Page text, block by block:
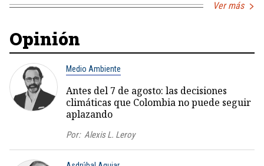
Ver más
Opinión
Medio Ambiente
Antes del 7 de agosto: las decisiones
climáticas que Colombia no puede seguir
aplazando
Por: Alexis L. Leroy